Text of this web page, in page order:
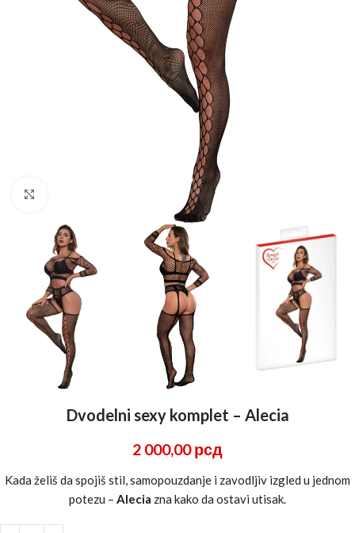
Dvodelni sexy komplet – Alecia
2 000,00рсд
Kada želiš da spojiš stil, samopouzdanje i zavodljiv izgled u jednom
potezu – Alecia zna kako da ostavi utisak.